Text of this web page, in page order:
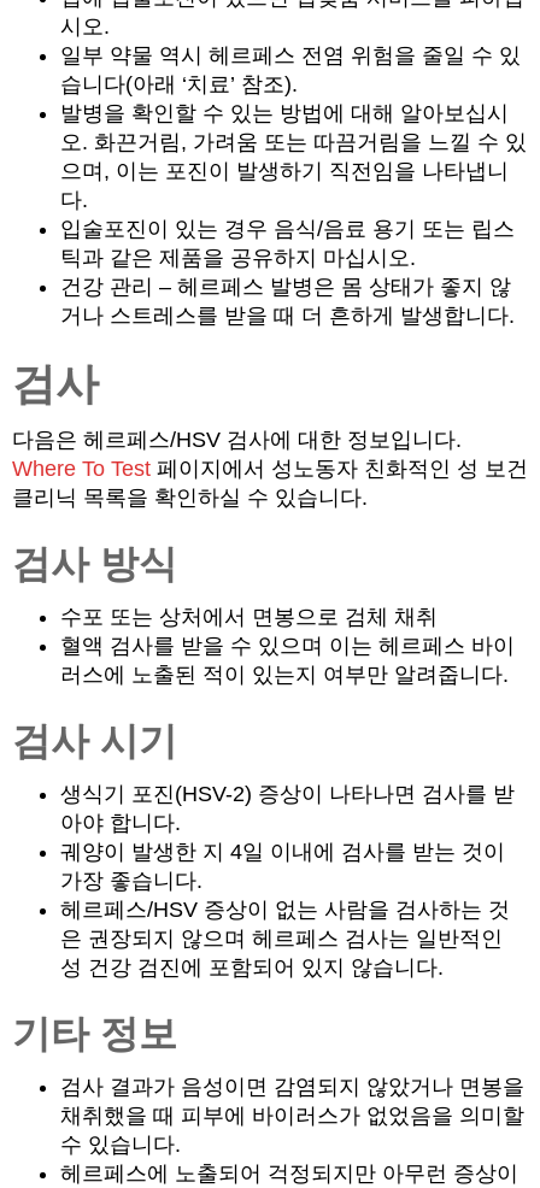
시오.
일부 약물 역시 헤르페스 전염 위험을 줄일 수 있
습니다(아래 ‘치료’ 참조).
발병을 확인할 수 있는 방법에 대해 알아보십시
오. 화끈거림, 가려움 또는 따끔거림을 느낄 수 있
으며, 이는 포진이 발생하기 직전임을 나타냅니
다.
입술포진이 있는 경우 음식/음료 용기 또는 립스
틱과 같은 제품을 공유하지 마십시오.
건강 관리 – 헤르페스 발병은 몸 상태가 좋지 않
거나 스트레스를 받을 때 더 흔하게 발생합니다.
검사
다음은 헤르페스/HSV 검사에 대한 정보입니다.
Where To Test 페이지에서 성노동자 친화적인 성 보건
클리닉 목록을 확인하실 수 있습니다.
검사 방식
수포 또는 상처에서 면봉으로 검체 채취
혈액 검사를 받을 수 있으며 이는 헤르페스 바이
러스에 노출된 적이 있는지 여부만 알려줍니다.
검사 시기
생식기 포진(HSV-2) 증상이 나타나면 검사를 받
아야 합니다.
궤양이 발생한 지 4일 이내에 검사를 받는 것이
가장 좋습니다.
헤르페스/HSV 증상이 없는 사람을 검사하는 것
은 권장되지 않으며 헤르페스 검사는 일반적인
성 건강 검진에 포함되어 있지 않습니다.
기타 정보
검사 결과가 음성이면 감염되지 않았거나 면봉을
채취했을 때 피부에 바이러스가 없었음을 의미할
수 있습니다.
헤르페스에 노출되어 걱정되지만 아무런 증상이